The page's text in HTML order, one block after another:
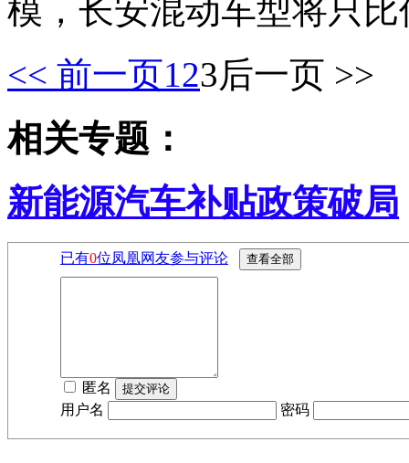
模，长安混动车型将只
<< 前一页123后一页 >>
相关专题：
新能源汽车补贴政策破局
已有0位凤凰网友参与评论
匿名
用户名
密码